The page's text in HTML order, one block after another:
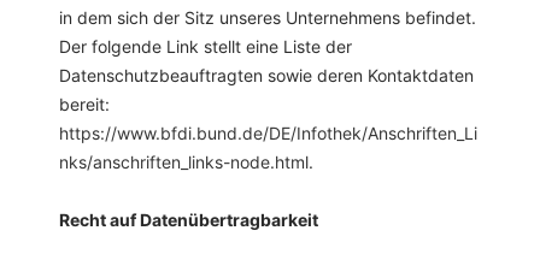
in dem sich der Sitz unseres Unternehmens befindet.
Der folgende Link stellt eine Liste der
Datenschutzbeauftragten sowie deren Kontaktdaten
bereit:
https://www.bfdi.bund.de/DE/Infothek/Anschriften_Li
nks/anschriften_links-node.html.
Recht auf Datenübertragbarkeit